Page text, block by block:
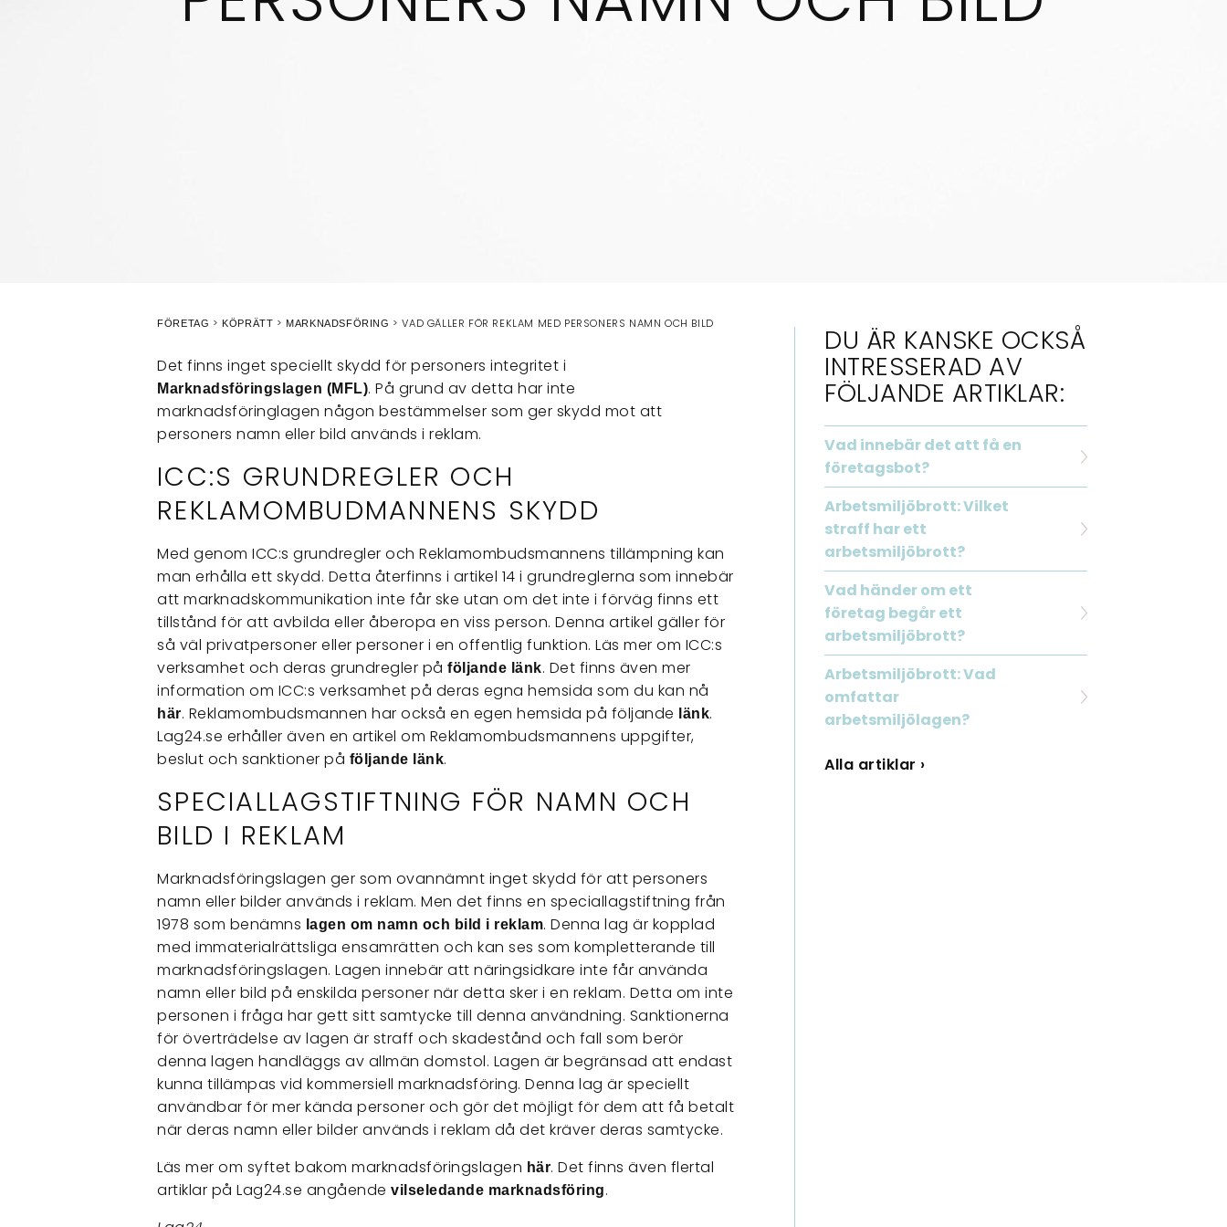
FÖRETAG KÖPRÄTT MARKNADSFÖRING VAD GÄLLER FÖR REKLAM MED PERSONERS NAMN OCH BILD
Det finns inget speciellt skydd för personers integritet i
Marknadsföringslagen (MFL). På grund av detta har inte
marknadsföringlagen någon bestämmelser som ger skydd mot att
personers namn eller bild används i reklam.
ICC:S GRUNDREGLER OCH
REKLAMOMBUDMANNENS SKYDD
Med genom ICC:s grundregler och Reklamombudsmannens tillämpning kan
man erhålla ett skydd. Detta återfinns i artikel 14 i grundreglerna som innebär
att marknadskommunikation inte får ske utan om det inte i förväg finns ett
tillstånd för att avbilda eller åberopa en viss person. Denna artikel gäller för
så väl privatpersoner eller personer i en offentlig funktion. Läs mer om ICC:s
verksamhet och deras grundregler påföljande länk. Det finns även mer
information om ICC:s verksamhet på deras egna hemsida som du kan nå
här. Reklamombudsmannen har också en egen hemsida på följande länk.
Lag24.se erhåller även en artikel om Reklamombudsmannens uppgifter,
beslut och sanktioner på följande länk.
SPECIALLAGSTIFTNING FÖR NAMN OCH
BILD I REKLAM
Marknadsföringslagen ger som ovannämnt inget skydd för att personers
namn eller bilder används i reklam. Men det finns en speciallagstiftning från
1978 som benämns lagen om namn och bild i reklam. Denna lag är kopplad
med immaterialrättsliga ensamrätten och kan ses som kompletterande till
marknadsföringslagen. Lagen innebär att näringsidkare inte får använda
namn eller bild på enskilda personer när detta sker i en reklam. Detta om inte
personen i fråga har gett sitt samtycke till denna användning. Sanktionerna
för överträdelse av lagen är straff och skadestånd och fall som berör
denna lagen handläggs av allmän domstol. Lagen är begränsad att endast
kunna tillämpas vid kommersiell marknadsföring. Denna lag är speciellt
användbar för mer kända personer och gör det möjligt för dem att få betalt
när deras namn eller bilder används i reklam då det kräver deras samtycke.
Läs mer om syftet bakom marknadsföringslagen här. Det finns även flertal
artiklar på Lag24.se angåendevilseledande marknadsföring.
DU ÄR KANSKE OCKSÅ
INTRESSERAD AV
FÖLJANDE ARTIKLAR:
Vad innebär det att få en
företagsbot?
Arbetsmiljöbrott: Vilket
straff har ett
arbetsmiljöbrott?
Vad händer om ett
företag begår ett
arbetsmiljöbrott?
Arbetsmiljöbrott: Vad
omfattar
arbetsmiljölagen?
Alla artiklar ›